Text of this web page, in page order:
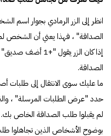
انظر إلى الزر الرمادي بجوار اسم
الصداقة" ، فهذا يعني أن الشخص
إذا كان الزر
الصداقة.
ما عليك سوى الانتقال إلى
حدد "عرض الطلبات المرسلة" ،
بوضوح الأشخاص الذين تجاهلوا